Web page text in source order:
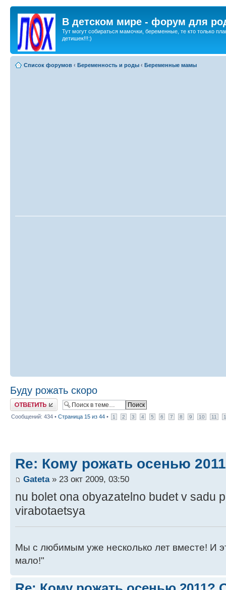
В детском мире - форум для
Тут могут собираться мамочки, беременные, те кто только
детишек!!!:)
Список форумов ‹ Беременность и роды ‹ Беременные мамы
Буду рожать скоро
Ответить
Сообщений: 434 • Страница 15 из 44 • 1 2 3 4 5 6 7 8 9 10 11
Re: Кому рожать осенью
Gateta» 23 окт 2009, 03:50
nu bolet ona obyazatelno budet v sadu
virabotaetsya
Мы с любимым уже несколько лет вместе! И
мало!"